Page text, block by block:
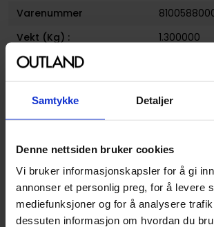
Samtykke Detaljer
Denne nettsiden bruker cookies
Vi bruker informasjonskapsler for å gi
annonser et personlig preg, for å levere
mediefunksjoner og for å analysere
dessuten informasjon om hvordan du
Varenummer
Vekt (Kg) :
1.300000
Opprinnelsesland :
Dune
Språk
Engelsk